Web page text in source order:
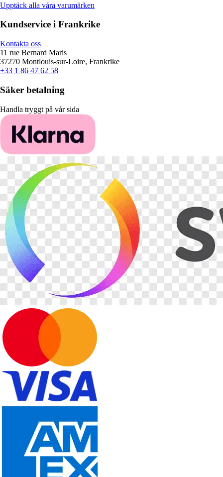
Upptäck alla våra varumärken
Kundservice i Frankrike
Kontakta oss
11 rue Bernard Maris
37270 Montlouis-sur-Loire, Frankrike
+33 1 86 47 62 58
Säker betalning
Handla tryggt på vår sida